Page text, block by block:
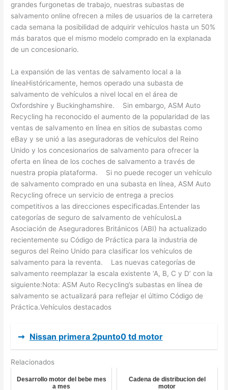
grandes furgonetas de trabajo, nuestras subastas de
salvamento online ofrecen a miles de usuarios de la carretera
cada semana la posibilidad de adquirir vehículos hasta un 50%
más baratos que el mismo modelo comprado en la explanada
de un concesionario.
La expansión de las ventas de salvamento local a la
líneaHistóricamente, hemos operado una subasta de
salvamento de vehículos a nivel local en el área de
Oxfordshire y Buckinghamshire. Sin embargo, ASM Auto
Recycling ha reconocido el aumento de la popularidad de las
ventas de salvamento en línea en sitios de subastas como
eBay y se unió a las aseguradoras de vehículos del Reino
Unido y los concesionarios de salvamento para ofrecer la
oferta en línea de los coches de salvamento a través de
nuestra propia plataforma. Si no puede recoger un vehículo
de salvamento comprado en una subasta en línea, ASM Auto
Recycling ofrece un servicio de entrega a precios
competitivos a las direcciones especificadas.Entender las
categorías de seguro de salvamento de vehículosLa
Asociación de Aseguradores Británicos (ABI) ha actualizado
recientemente su Código de Práctica para la industria de
seguros del Reino Unido para clasificar los vehículos de
salvamento para la reventa. Las nuevas categorías de
salvamento reemplazar la escala existente ‘A, B, C y D’ con la
siguiente:Nota: ASM Auto Recycling’s subastas en línea de
salvamento se actualizará para reflejar el último Código de
Práctica.Vehículos destacados
➞ Nissan primera 2punto0 td motor
Relacionados
Desarrollo motor del bebe mes
a mes
Cadena de distribucion del
motor